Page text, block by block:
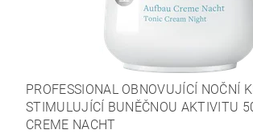
PROFESSIONAL OBNOVUJÍCÍ NOČNÍ
STIMULUJÍCÍ BUNĚČNOU AKTIVITU
CREME NACHT